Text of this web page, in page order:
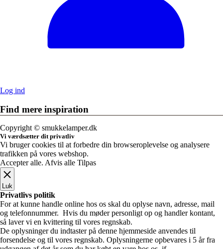
Log ind
Find mere inspiration
Copyright © smukkelamper.dk
Vi værdsætter dit privatliv
Vi bruger cookies til at forbedre din browseroplevelse og analysere
trafikken på vores webshop.
Accepter alle. Afvis alle Tilpas
Luk
Privatlivs politik
For at kunne handle online hos os skal du oplyse navn, adresse, mail
og telefonnummer. Hvis du møder personligt op og handler kontant,
så laver vi en kvittering til vores regnskab.
De oplysninger du indtaster på denne hjemmeside anvendes til
forsendelse og til vores regnskab. Oplysningerne opbevares i 5 år fra